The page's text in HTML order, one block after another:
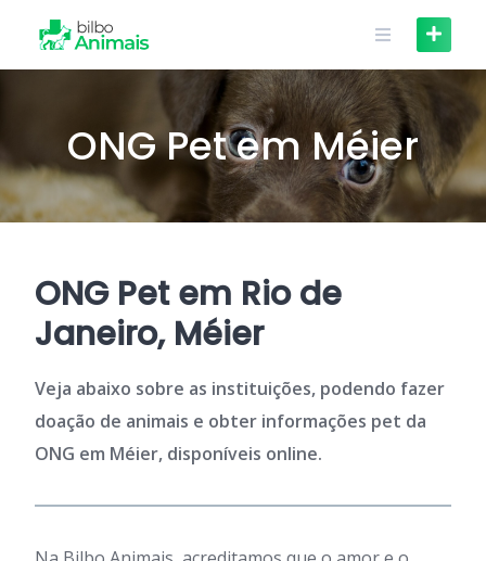
content
ONG Pet em Méier
ONG Pet em Rio de
Janeiro, Méier
Veja abaixo sobre as instituições, podendo fazer
doação de animais e obter informações pet da
ONG em Méier, disponíveis online.